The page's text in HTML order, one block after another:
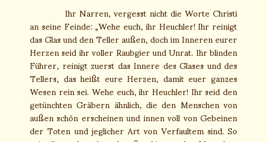
Ihr Narren, vergesst nicht die Worte Christi
an seine Feinde: „Wehe euch, ihr Heuchler! Ihr reinigt
das Glas und den Teller außen, doch im Inneren eurer
Herzen seid ihr voller Raubgier und Unrat. Ihr blinden
Führer, reinigt zuerst das Innere des Glases und des
Tellers, das heißt eure Herzen, damit euer ganzes
Wesen rein sei. Wehe euch, ihr Heuchler! Ihr seid den
getünchten Gräbern ähnlich, die den Menschen von
außen schön erscheinen und innen voll von Gebeinen
der Toten und jeglicher Art von Verfaultem sind. So